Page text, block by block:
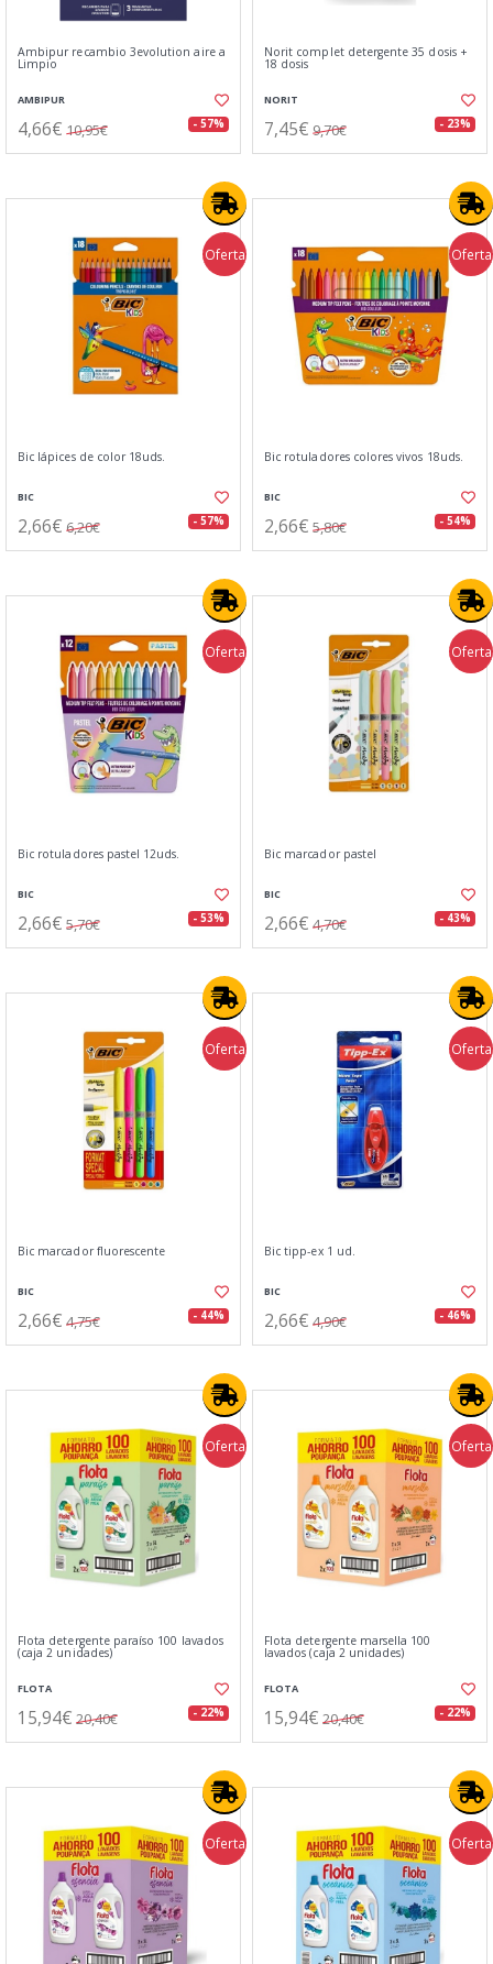
Ambipur recambio 3evolution aire a
Limpio
AMBIPUR
4,66€ 10,95€ - 57%
Norit complet detergente 35 dosis +
18 dosis
NORIT
7,45€ 9,70€ - 23%
Oferta
Bic lápices de color 18uds.
BIC
2,66€ 6,20€ - 57%
Oferta
Bic rotuladores colores vivos 18uds.
BIC
2,66€ 5,80€ - 54%
Oferta
Bic rotuladores pastel 12uds.
BIC
2,66€ 5,70€ - 53%
Oferta
Bic marcador pastel
BIC
2,66€ 4,70€ - 43%
Oferta
Bic marcador fluorescente
BIC
2,66€ 4,75€ - 44%
Oferta
Bic tipp-ex 1 ud.
BIC
2,66€ 4,90€ - 46%
Oferta
Flota detergente paraíso 100 lavados
(caja 2 unidades)
FLOTA
15,94€ 20,40€ - 22%
Oferta
Flota detergente marsella 100
lavados (caja 2 unidades)
FLOTA
15,94€ 20,40€ - 22%
Oferta Oferta